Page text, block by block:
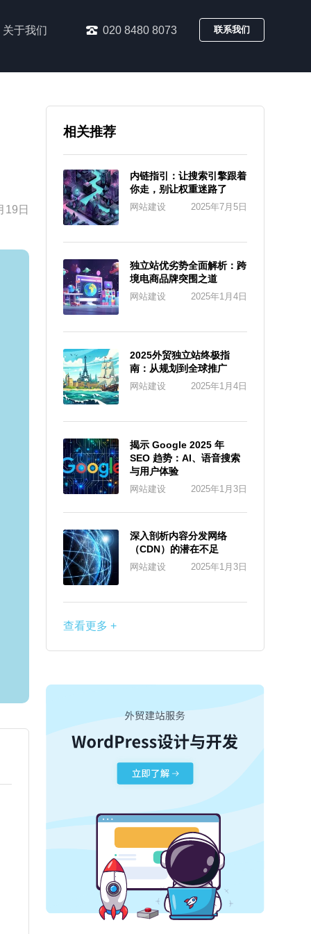
关于我们 020 8480 8073 联系我们
19日
相关推荐
内链指引：让搜索引擎跟着
你走，别让权重迷路了
网站建设 2025年7月5日
独立站优劣势全面解析：跨
境电商品牌突围之道
网站建设 2025年1月4日
2025外贸独立站终极指
南：从规划到全球推广
网站建设 2025年1月4日
揭示 Google 2025 年
SEO 趋势：AI、语音搜索
与用户体验
网站建设 2025年1月3日
深入剖析内容分发网络
（CDN）的潜在不足
网站建设 2025年1月3日
查看更多 +